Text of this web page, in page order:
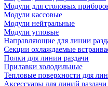
Модули для столовых
Модули кассовые
Модули нейтральные
Модули угловые
Направляющие для линии
Секции охлаждаемые
Полки для линии раздачи
Прилавки холодильные
Тепловые поверхности для
Аксессуары для линий раздачи